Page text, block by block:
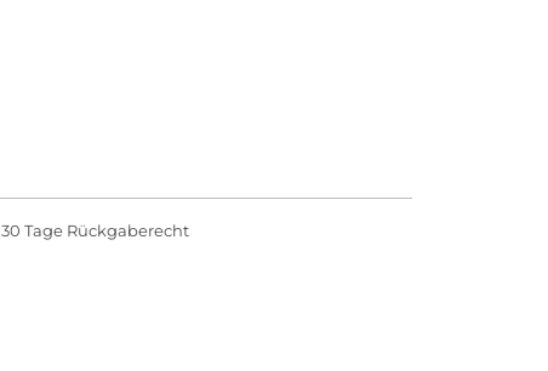
30 Tage Rückgaberecht